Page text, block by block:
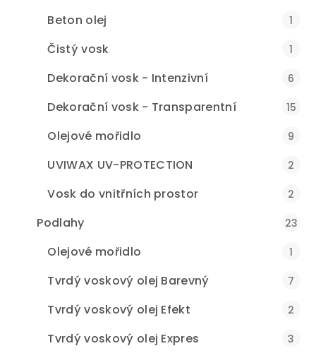
Beton olej 1
Čistý vosk 1
Dekorační vosk - Intenzivní 6
Dekorační vosk - Transparentní 15
Olejové mořidlo 9
UVIWAX UV-PROTECTION 2
Vosk do vnitřních prostor 2
Podlahy 23
Olejové mořidlo 1
Tvrdý voskový olej Barevný 7
Tvrdý voskový olej Efekt 2
Tvrdý voskový olej Expres 3